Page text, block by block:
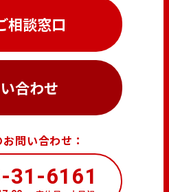
相談窓口
合わせ
問い合わせ：
31-6161